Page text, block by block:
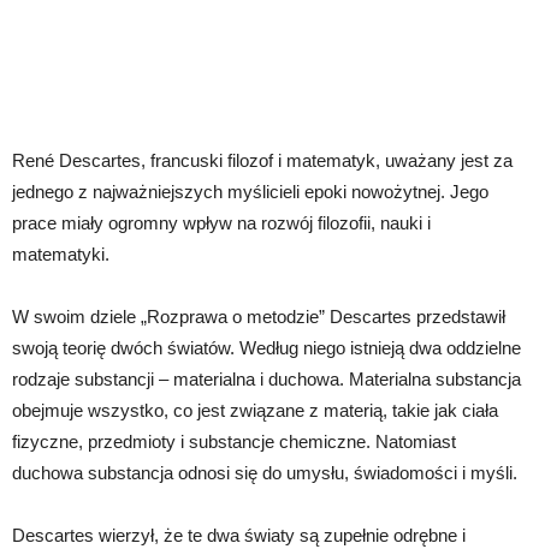
René Descartes, francuski filozof i matematyk, uważany jest za
jednego z najważniejszych myślicieli epoki nowożytnej. Jego
prace miały ogromny wpływ na rozwój filozofii, nauki i
matematyki.
W swoim dziele „Rozprawa o metodzie” Descartes przedstawił
swoją teorię dwóch światów. Według niego istnieją dwa oddzielne
rodzaje substancji – materialna i duchowa. Materialna substancja
obejmuje wszystko, co jest związane z materią, takie jak ciała
fizyczne, przedmioty i substancje chemiczne. Natomiast
duchowa substancja odnosi się do umysłu, świadomości i myśli.
Descartes wierzył, że te dwa światy są zupełnie odrębne i